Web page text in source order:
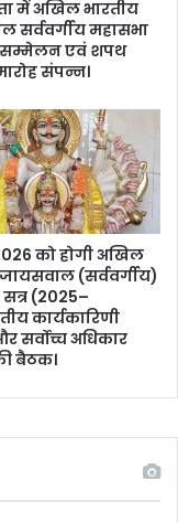
में अखिल भारतीय
सर्ववर्गीय महासभा
सम्मेलन एवं शपथ
संपन्न।
को होगी अखिल
(सर्ववर्गीय)
(2025–
कार्यकारिणी
सर्वोच्च अधिकार
बैठक।